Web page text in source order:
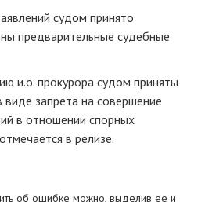
судом принято
предварительные судебные
и.о. прокурора судом приняты
запрета на совершение
в отношении спорных
в релизе.
об ошибке можно, выделив ее и